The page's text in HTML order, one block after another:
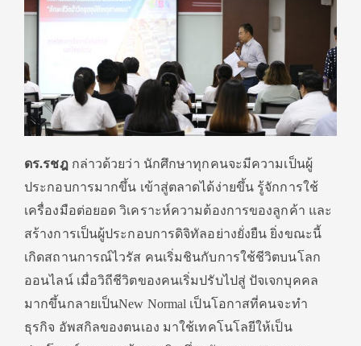
ดร.รชฎ กล่าวด้วยว่า นักศึกษาทุกคนจะมีความเป็นผู้
ประกอบการมากขึ้น เข้าสู่ตลาดได้ง่ายขึ้น รู้จักการใช้
เครื่องมือต่อยอด วิเคราะห์ความต้องการของลูกค้า และ
สร้างการเป็นผู้ประกอบการดิจิทัลอย่างยั่งยืน ยิ่งขณะนี้
เกิดสถานการณ์ไวรัส คนเริ่มชินกับการใช้ชีวิตบนโลก
ออนไลน์ เมื่อวิถีชีวิตของคนเริ่มปรับไปสู่ ปัจเจกบุคคล
มากขึ้นกลายเป็นNew Normal เป็นโอกาสที่คนจะทำ
ธุรกิจ อัพสกิลของตนเอง มาใช้เทคโนโลยีให้เป็น